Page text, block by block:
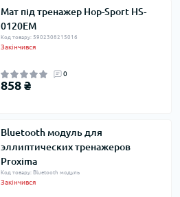
Мат під тренажер Hop-Sport HS-
0120EM
Код товару: 5902308215016
Закінчився
0
858 ₴
Bluetooth модуль для
эллиптических тренажеров
Proxima
Код товару: Bluetooth модуль
Закінчився